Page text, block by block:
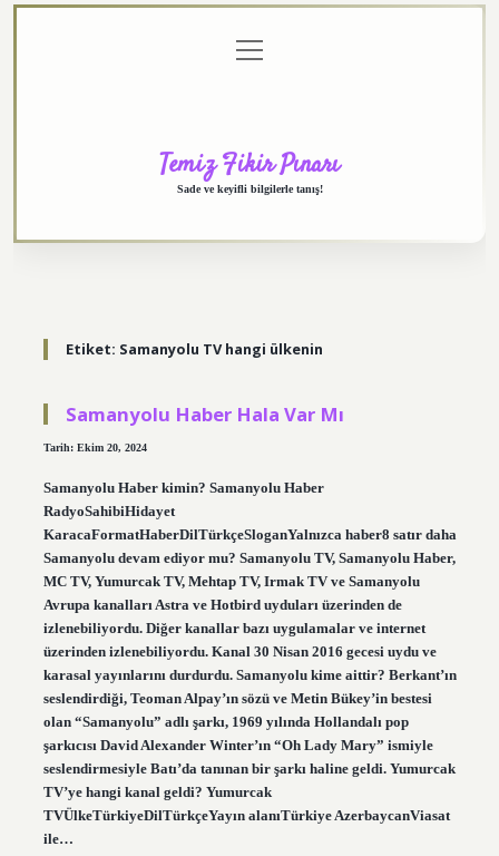
menüyü
aç
Temiz Fikir Pınarı
Sade ve keyifli bilgilerle tanış!
Etiket: Samanyolu TV hangi ülkenin
Samanyolu Haber Hala Var Mı
Tarih: Ekim 20, 2024
Samanyolu Haber kimin? Samanyolu Haber
RadyoSahibiHidayet
KaracaFormatHaberDilTürkçeSloganYalnızca haber8 satır daha
Samanyolu devam ediyor mu? Samanyolu TV, Samanyolu Haber,
MC TV, Yumurcak TV, Mehtap TV, Irmak TV ve Samanyolu
Avrupa kanalları Astra ve Hotbird uyduları üzerinden de
izlenebiliyordu. Diğer kanallar bazı uygulamalar ve internet
üzerinden izlenebiliyordu. Kanal 30 Nisan 2016 gecesi uydu ve
karasal yayınlarını durdurdu. Samanyolu kime aittir? Berkant’ın
seslendirdiği, Teoman Alpay’ın sözü ve Metin Bükey’in bestesi
olan “Samanyolu” adlı şarkı, 1969 yılında Hollandalı pop
şarkıcısı David Alexander Winter’ın “Oh Lady Mary” ismiyle
seslendirmesiyle Batı’da tanınan bir şarkı haline geldi. Yumurcak
TV’ye hangi kanal geldi? Yumurcak
TVÜlkeTürkiyeDilTürkçeYayın alanıTürkiye AzerbaycanViasat
ile…